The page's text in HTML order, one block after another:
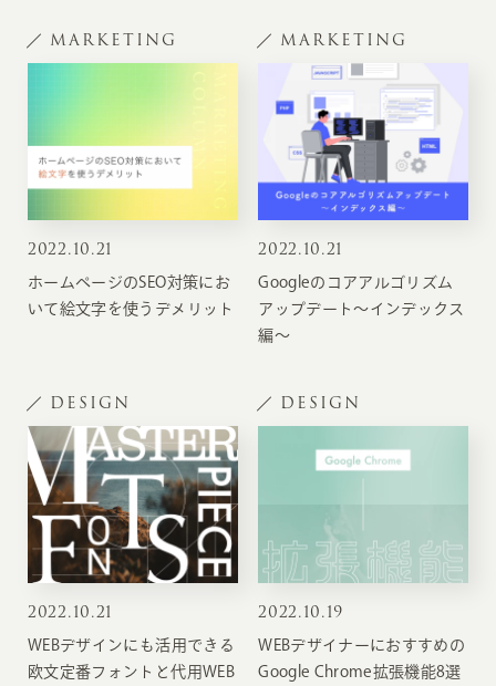
MARKETING
2022.10.21
ホームページのSEO対策にお
いて絵文字を使うデメリット
MARKETING
2022.10.21
Googleのコアアルゴリズム
アップデート〜インデックス
編〜
DESIGN
2022.10.21
WEBデザインにも活用できる
欧文定番フォントと代用WEB
DESIGN
2022.10.19
WEBデザイナーにおすすめの
Google Chrome拡張機能8選